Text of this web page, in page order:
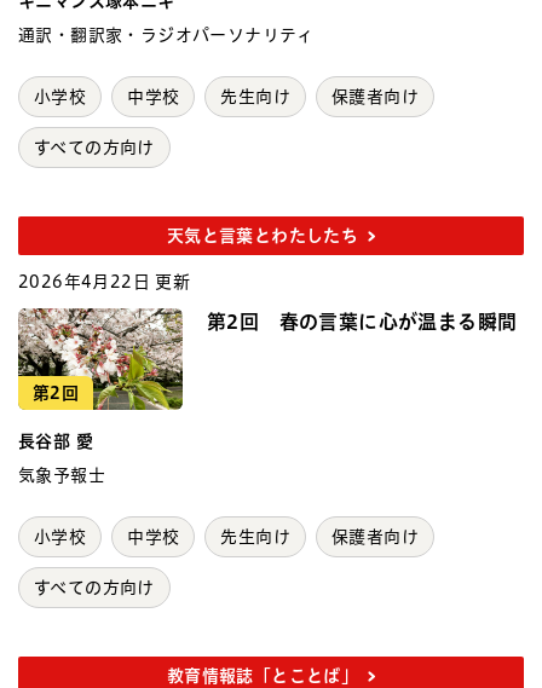
通訳・翻訳家・ラジオパーソナリティ
小学校 中学校 先生向け 保護者向け
すべての方向け
天気と言葉とわたしたち
2026年4月22日 更新
第2回
第2回 春の言葉に心が温まる瞬間
長谷部 愛
気象予報士
小学校 中学校 先生向け 保護者向け
すべての方向け
教育情報誌「とことば」